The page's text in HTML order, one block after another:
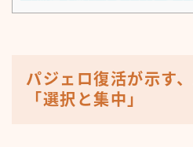
パジェロ復活が示す
「選択と集中」